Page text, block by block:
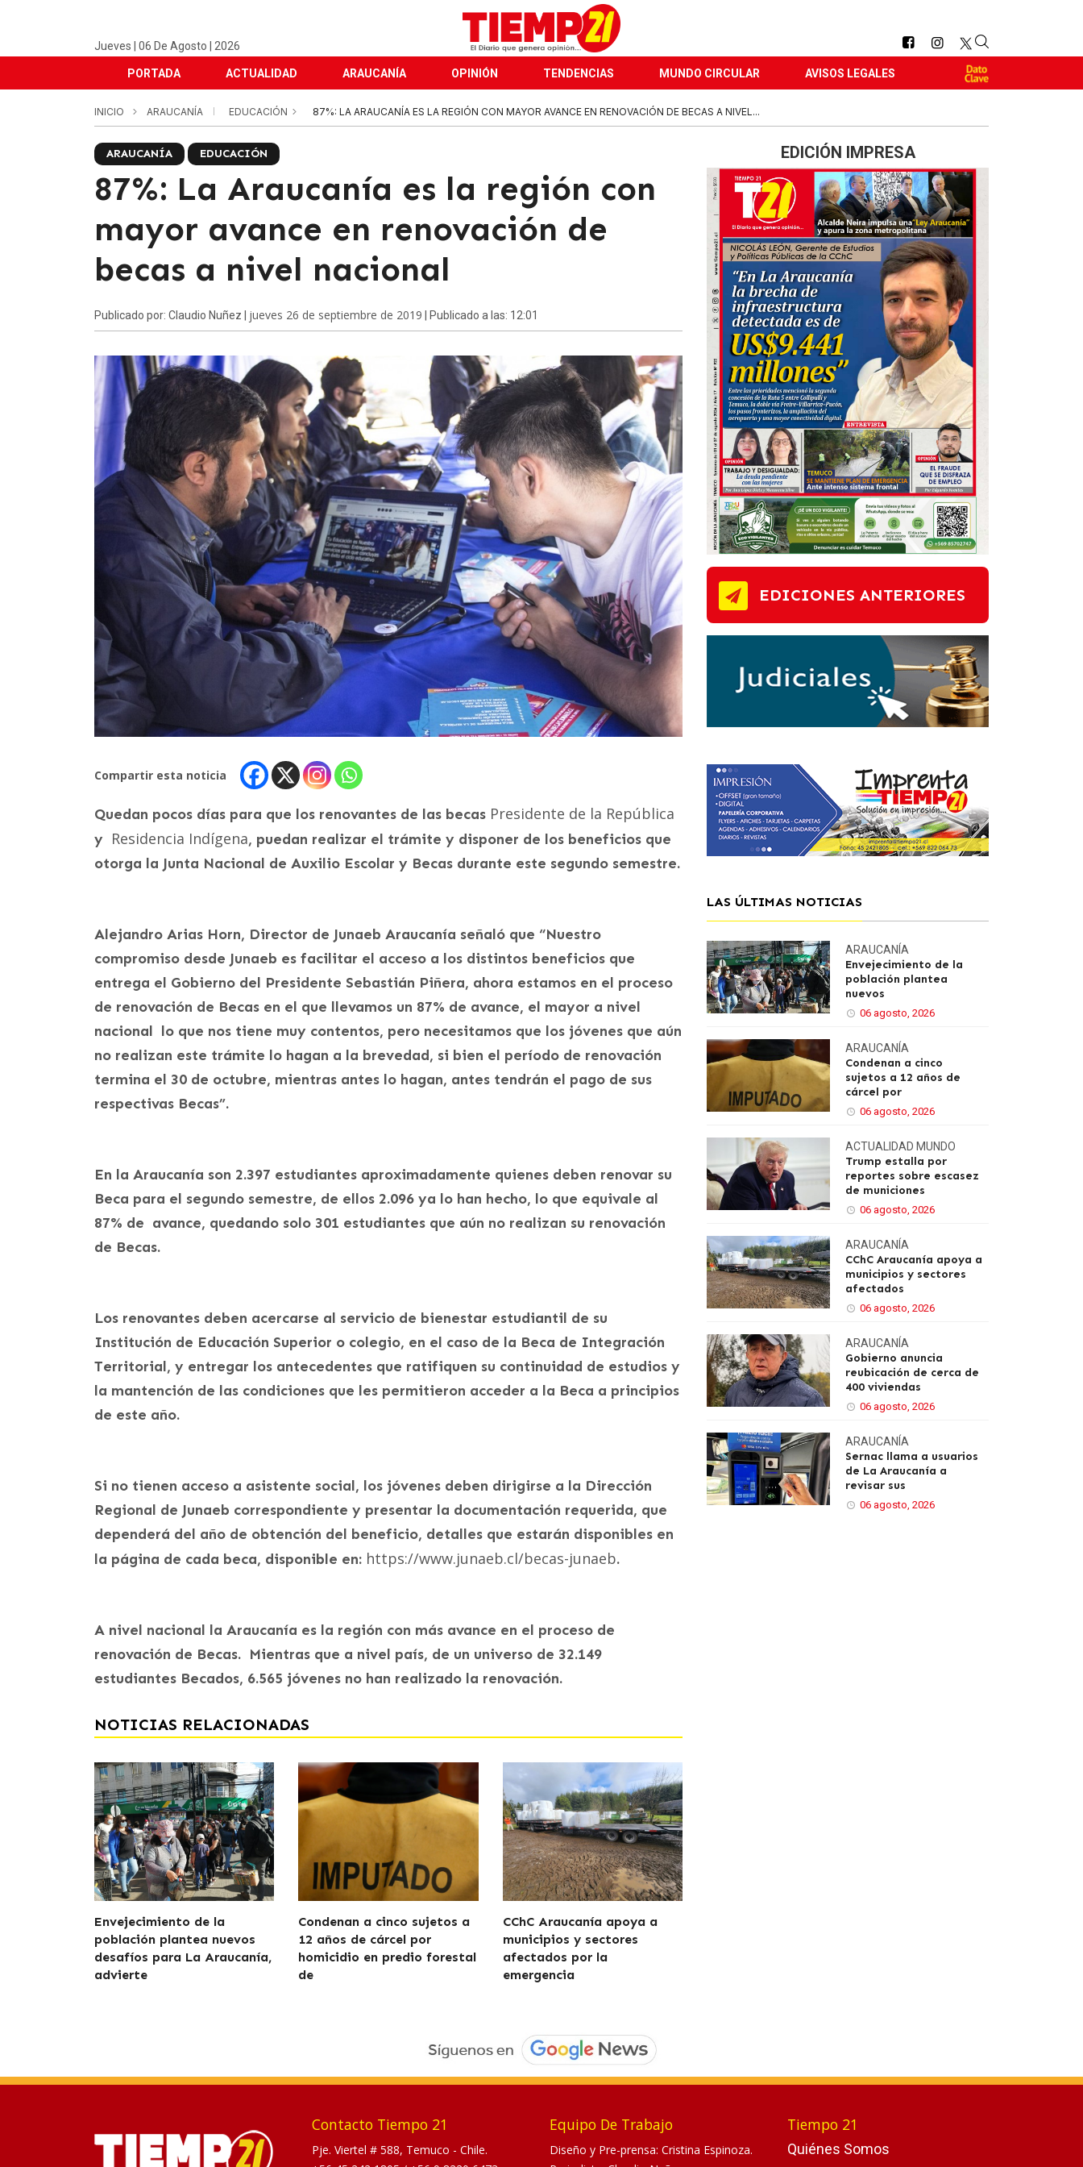
Jueves | 06 De Agosto | 2026
PORTADA ACTUALIDAD ARAUCANÍA OPINIÓN TENDENCIAS MUNDO CIRCULAR AVISOS LEGALES
INICIO ARAUCANÍA EDUCACIÓN 87%: LA ARAUCANÍA ES LA REGIÓN CON MAYOR AVANCE EN RENOVACIÓN DE BECAS A NIVEL...
ARAUCANÍA EDUCACIÓN
87%: La Araucanía es la región con
mayor avance en renovación de
becas a nivel nacional
Publicado por: Claudio Nuñez | jueves 26 de septiembre de 2019 | Publicado a las: 12:01
Compartir esta noticia
Quedan pocos días para que los renovantes de las becas Presidente de la República
y Residencia Indígena, puedan realizar el trámite y disponer de los beneficios que
otorga la Junta Nacional de Auxilio Escolar y Becas durante este segundo semestre.
Alejandro Arias Horn, Director de Junaeb Araucanía señaló que “Nuestro
compromiso desde Junaeb es facilitar el acceso a los distintos beneficios que
entrega el Gobierno del Presidente Sebastián Piñera, ahora estamos en el proceso
de renovación de Becas en el que llevamos un 87% de avance, el mayor a nivel
nacional lo que nos tiene muy contentos, pero necesitamos que los jóvenes que aún
no realizan este trámite lo hagan a la brevedad, si bien el período de renovación
termina el 30 de octubre, mientras antes lo hagan, antes tendrán el pago de sus
respectivas Becas”.
En la Araucanía son 2.397 estudiantes aproximadamente quienes deben renovar su
Beca para el segundo semestre, de ellos 2.096 ya lo han hecho, lo que equivale al
87% de avance, quedando solo 301 estudiantes que aún no realizan su renovación
de Becas.
Los renovantes deben acercarse al servicio de bienestar estudiantil de su
Institución de Educación Superior o colegio, en el caso de la Beca de Integración
Territorial, y entregar los antecedentes que ratifiquen su continuidad de estudios y
la mantención de las condiciones que les permitieron acceder a la Beca a principios
de este año.
Si no tienen acceso a asistente social, los jóvenes deben dirigirse a la Dirección
Regional de Junaeb correspondiente y presentar la documentación requerida, que
dependerá del año de obtención del beneficio, detalles que estarán disponibles en
la página de cada beca, disponible en: https://www.junaeb.cl/becas-junaeb.
A nivel nacional la Araucanía es la región con más avance en el proceso de
renovación de Becas. Mientras que a nivel país, de un universo de 32.149
estudiantes Becados, 6.565 jóvenes no han realizado la renovación.
NOTICIAS RELACIONADAS
Envejecimiento de la
población plantea nuevos
desafíos para La Araucanía,
advierte
Condenan a cinco sujetos a
12 años de cárcel por
homicidio en predio forestal
de
CChC Araucanía apoya a
municipios y sectores
afectados por la
emergencia
EDICIÓN IMPRESA
EDICIONES ANTERIORES
LAS ÚLTIMAS NOTICIAS
ARAUCANÍA
Envejecimiento de la
población plantea
nuevos
06 agosto, 2026
ARAUCANÍA
Condenan a cinco
sujetos a 12 años de
cárcel por
06 agosto, 2026
ACTUALIDAD MUNDO
Trump estalla por
reportes sobre escasez
de municiones
06 agosto, 2026
ARAUCANÍA
CChC Araucanía apoya a
municipios y sectores
afectados
06 agosto, 2026
ARAUCANÍA
Gobierno anuncia
reubicación de cerca de
400 viviendas
06 agosto, 2026
ARAUCANÍA
Sernac llama a usuarios
de La Araucanía a
revisar sus
06 agosto, 2026
Contacto Tiempo 21
Pje. Viertel # 588, Temuco - Chile.
Equipo De Trabajo
Diseño y Pre-prensa: Cristina Espinoza.
Tiempo 21
Quiénes Somos